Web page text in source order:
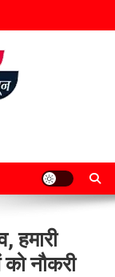
हमारी
नौकरी